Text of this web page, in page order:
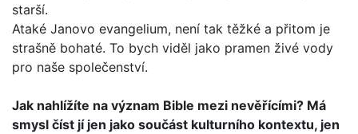
starší.
Ataké Janovo evangelium, není tak těžké a přitom je
strašně bohaté. To bych viděl jako pramen živé vody
pro naše spole­čenství.
Jak nahlížíte na význam Bible mezi nevěřícími? Má
smysl číst jí jen jako součást kulturního kontextu, jen